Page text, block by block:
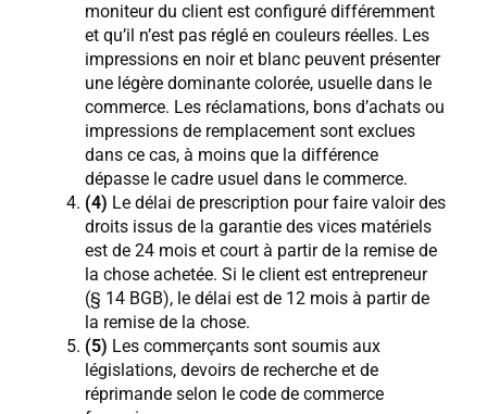
moniteur du client est configuré différemment
et qu’il n’est pas réglé en couleurs réelles. Les
impressions en noir et blanc peuvent présenter
une légère dominante colorée, usuelle dans le
commerce. Les réclamations, bons d’achats ou
impressions de remplacement sont exclues
dans ce cas, à moins que la différence
dépasse le cadre usuel dans le commerce.
(4) Le délai de prescription pour faire valoir des
droits issus de la garantie des vices matériels
est de 24 mois et court à partir de la remise de
la chose achetée. Si le client est entrepreneur
(§ 14 BGB), le délai est de 12 mois à partir de
la remise de la chose.
(5) Les commerçants sont soumis aux
législations, devoirs de recherche et de
réprimande selon le code de commerce